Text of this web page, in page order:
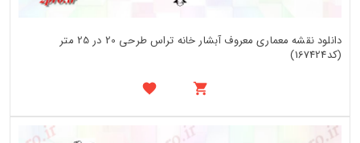
دانلود نقشه معماری معروف آبشار خانه تراس طرحی 20 در 25 متر
(کد167424)